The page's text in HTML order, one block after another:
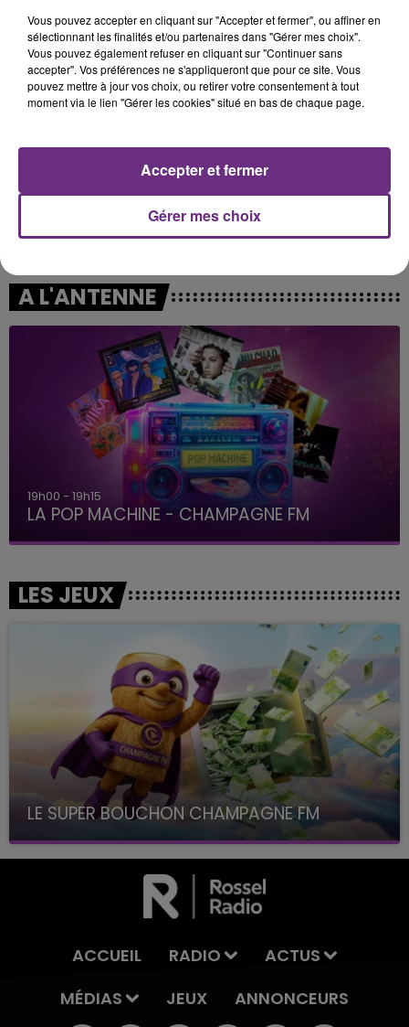
13h30
13h30
Forget Me
13h26
13h26
One Track Mind
A L'ANTENNE
19h15 - 20h00
LA RADIO POP
LES JEUX
LE SUPER BOUCHON CHAMPAGNE FM
avec La Famille Champagne FM, à 8H10
ACCUEIL RADIO
ACTUS
MÉDIAS
JEUX ANNONCEURS
Vous pouvez accepter en cliquant sur "Accepter et fermer", ou affiner en
sélectionnant les finalités et/ou partenaires dans "Gérer mes choix".
Vous pouvez également refuser en cliquant sur "Continuer sans
accepter". Vos préférences ne s'appliqueront que pour ce site. Vous
pouvez mettre à jour vos choix, ou retirer votre consentement à tout
moment via le lien "Gérer les cookies" situé en bas de chaque page.
Gérer mes choix
Accepter et fermer